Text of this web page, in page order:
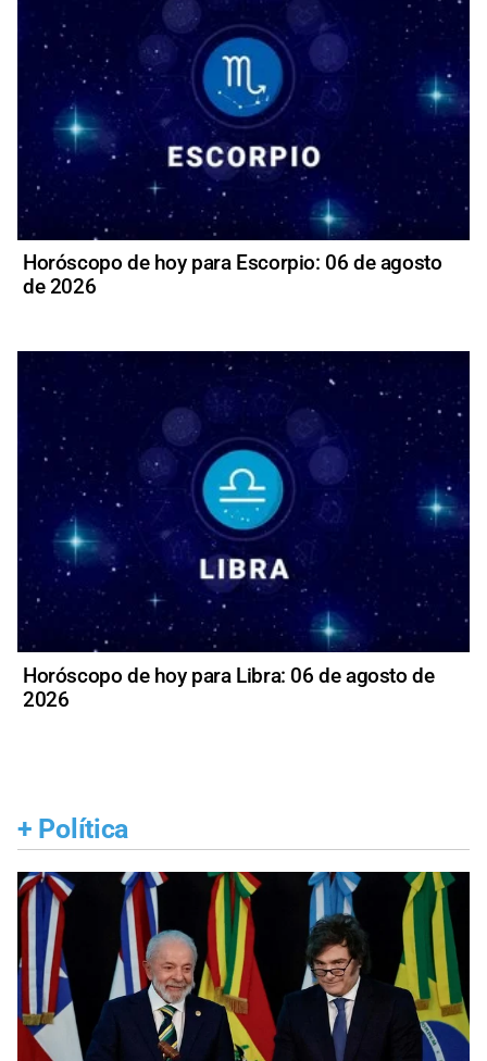
Horóscopo de hoy para Escorpio: 06 de agosto
de 2026
Horóscopo de hoy para Libra: 06 de agosto de
2026
+ Política